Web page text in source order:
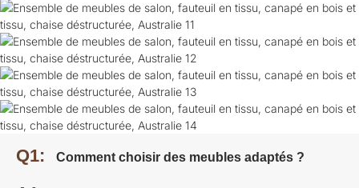
Q1: Comment choisir des meubles adaptés ?